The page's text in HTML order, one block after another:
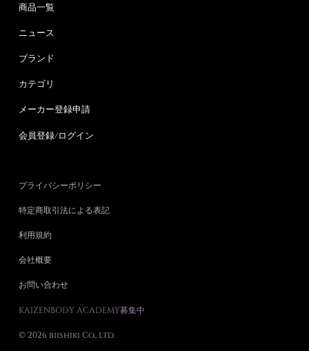
商品一覧
ニュース
ブランド
カテゴリ
メーカー登録申請
会員登録/ログイン
プライバシーポリシー
特定商取引法による表記
利用規約
会社概要
お問い合わせ
KAIZENBODY ACADEMY募集中
© 2026 biishiki Co., Ltd.